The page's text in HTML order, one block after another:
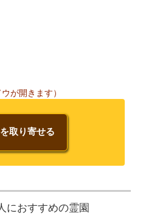
が開きます）
取り寄せる
におすすめの霊園